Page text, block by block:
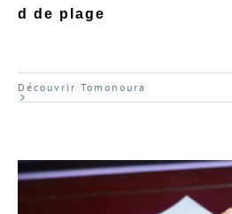
d de plage
Découvrir Tomonoura